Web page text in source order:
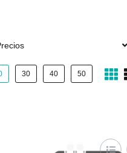
30 40 50